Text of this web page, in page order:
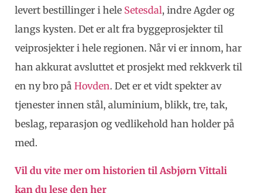
levert bestillinger i hele Setesdal, indre Agder og
langs kysten. Det er alt fra byggeprosjekter til
veiprosjekter i hele regionen. Når vi er innom, har
han akkurat avsluttet et prosjekt med rekkverk til
en ny bro på Hovden. Det er et vidt spekter av
tjenester innen stål, aluminium, blikk, tre, tak,
beslag, reparasjon og vedlikehold han holder på
med.
Vil du vite mer om historien til Asbjørn Vittali
kan du lese den her